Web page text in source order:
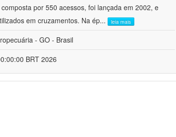
por 550 acessos, foi lançada em 2002, e
em cruzamentos. Na ép... leia mais
- GO - Brasil
BRT 2026